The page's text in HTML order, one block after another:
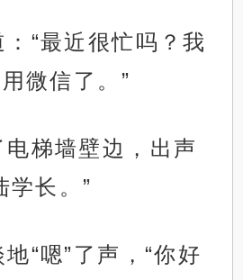
“最近很忙吗？我
微信了。”
梯墙壁边，出声
长。”
“嗯”了声，“你好